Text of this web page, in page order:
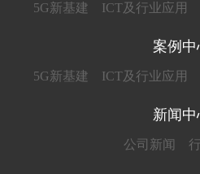
5G新基建 ICT及行业应用
案例中
5G新基建 ICT及行业应用
新闻中
公司新闻